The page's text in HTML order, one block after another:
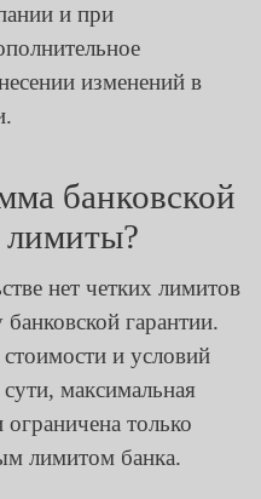
и при
изменений в
банковской
лимиты?
нет четких лимитов
гарантии.
и условий
максимальная
только
лимитом банка.